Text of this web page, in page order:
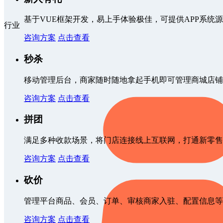
行业
基于VUE框架开发，易上手体验极佳，可提供APP系统
咨询方案 点击查看
秒杀
移动管理后台，商家随时随地拿起手机即可管理商城店铺
咨询方案 点击查看
拼团
满足多种收款场景，将门店连接线上互联网，打通新零售
咨询方案 点击查看
砍价
管理平台商品、会员、订单、审核商家入驻、配置信息等
咨询方案 点击查看